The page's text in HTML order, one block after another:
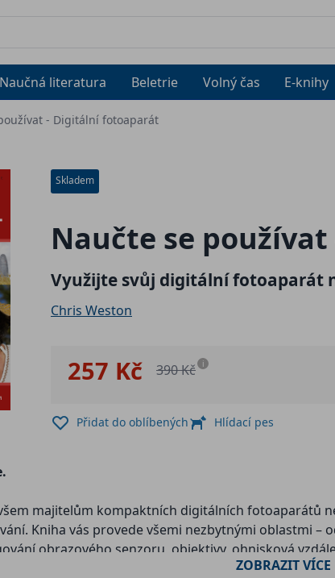
Naučná literatura Beletrie Volný čas E-knihy
- Digitální fotoaparát
Skladem
Naučte se
Využijte svůj digitální fotoaparát
Chris Weston
257 Kč 390 Kč i
Přidat do oblíbených Hlídací pes
majitelům kompaktních digitálních fotoaparátů
Kniha vás provede všemi nezbytnými oblastmi
obrazového senzoru, objektivy, ohnisková
ostrosti, vyvážení bílé, fotografování do
ZOBRAZITVÍCE